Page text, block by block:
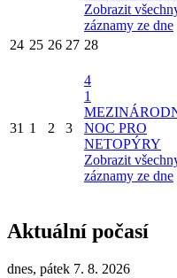
Zobrazit
záznamy ze dne
24 25 26 27 28
31 1 2 3
4
1
NOC PRO
NETOPÝRY
Zobrazit
záznamy ze dne
Aktuální počasí
dnes, pátek 7. 8. 2026